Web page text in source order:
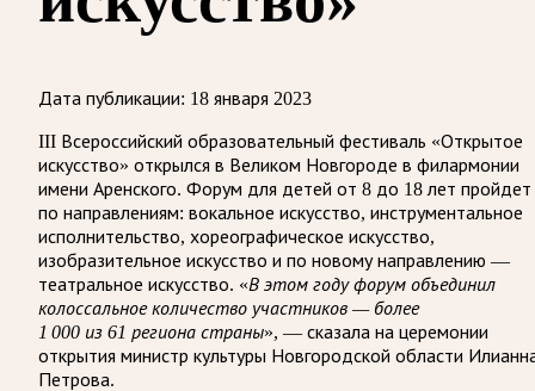
Дата публикации: 18 января 2023
III Всероссийский образовательный фестиваль «Открытое
искусство» открылся в Великом Новгороде в филармонии
имени Аренского. Форум для детей от 8 до 18 лет пройдет
по направлениям: вокальное искусство, инструментальное
исполнительство, хореографическое искусство,
изобразительное искусство и по новому направлению —
театральное искусство. «В этом году форум объединил
колоссальное количество участников — более
1 000 из 61 региона страны», — сказала на церемонии
открытия министр культуры Новгородской области
Петрова.